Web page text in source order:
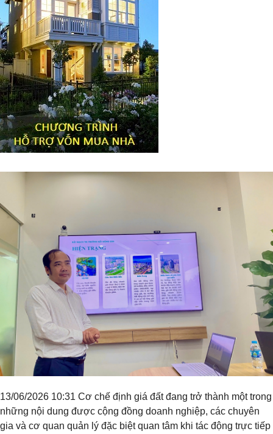
13/06/2026 10:31 Cơ chế định giá đất đang trở thành một trong
những nội dung được cộng đồng doanh nghiệp, các chuyên
gia và cơ quan quản lý đặc biệt quan tâm khi tác động trực tiếp